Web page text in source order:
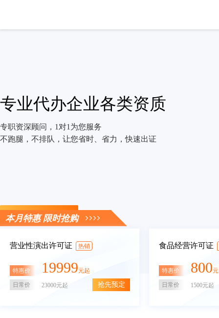
专业代办企业各类资质
专职资深顾问，1对1为您服务
不跑腿，不排队，让您省时、省力，快速出证
立即咨询
本月特惠 限时抢购
营业性演出许可证 热销
特惠价 19999元起
日常价 23000元起 抢先预定
食品经营许可证
特惠价 800
日常价 1500元起